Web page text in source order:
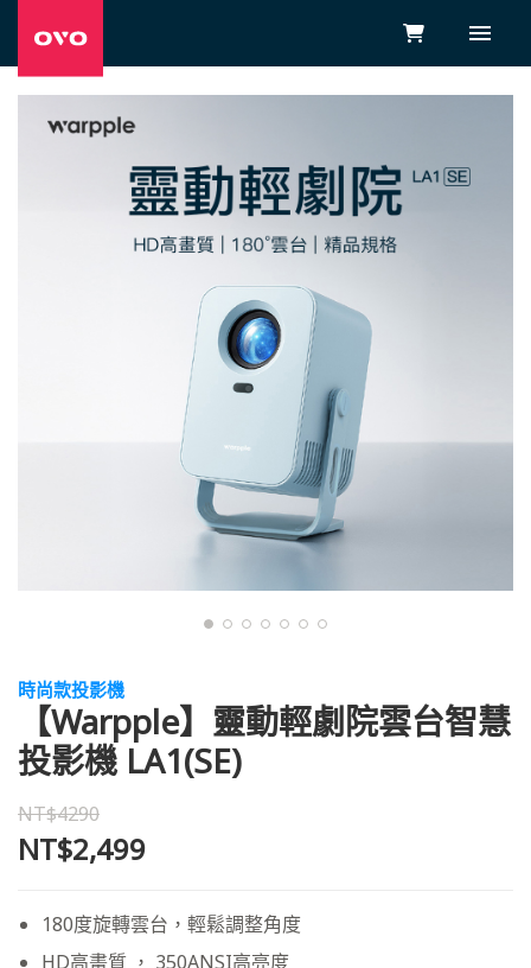
時尚款投影機
【Warpple】靈動輕劇院雲台智慧
投影機 LA1(SE)
NT$4290
NT$2,499
180度旋轉雲台，輕鬆調整角度
HD高畫質 ， 350ANSI高亮度